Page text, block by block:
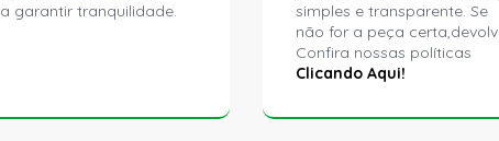
(2014 - 2017)
garantir tranquilidade.
simples e transparente. Se
não for a peça
Confira nossas políticas
Clicando Aqui!